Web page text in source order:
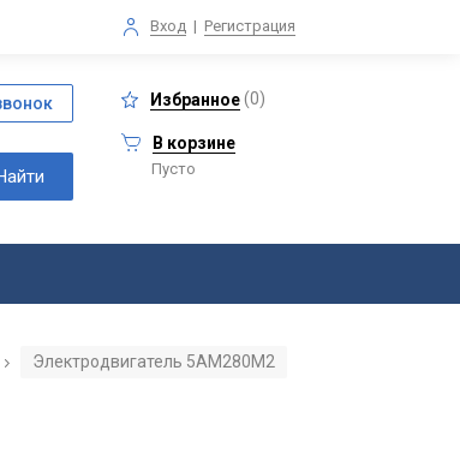
Вход | Регистрация
Избранное(0)
В корзине
Пусто
/ Электродвигатель 5АМ280М2